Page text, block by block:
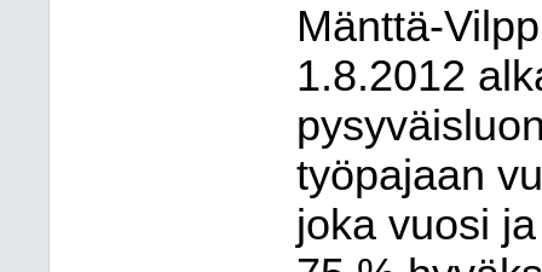
Mänttä-
1.8.2012
työpajaan
joka vuosi